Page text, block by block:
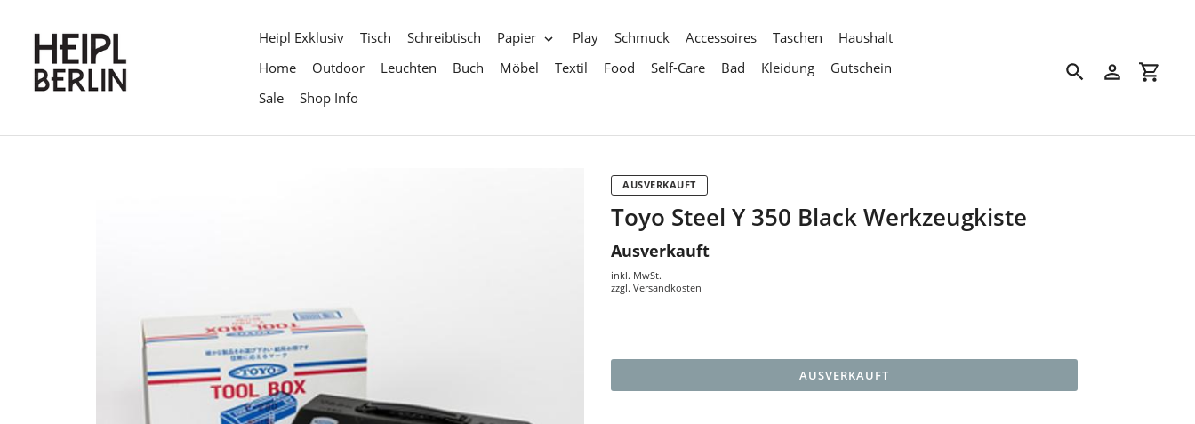
Heipl Exklusiv Tisch Schreibtisch Papier Play Schmuck Accessoires Taschen
Haushalt
Home
Outdoor Leuchten Buch Möbel Textil Food Self-Care Bad Kleidung
Gutschein
Sale
Shop Info
SuchenEinloggen
AUSVERKAUFT
Toyo Steel Y 350 Black Werkzeugkiste
Ausverkauft
inkl. MwSt.
zzgl. Versandkosten
AUSVERKAUFT